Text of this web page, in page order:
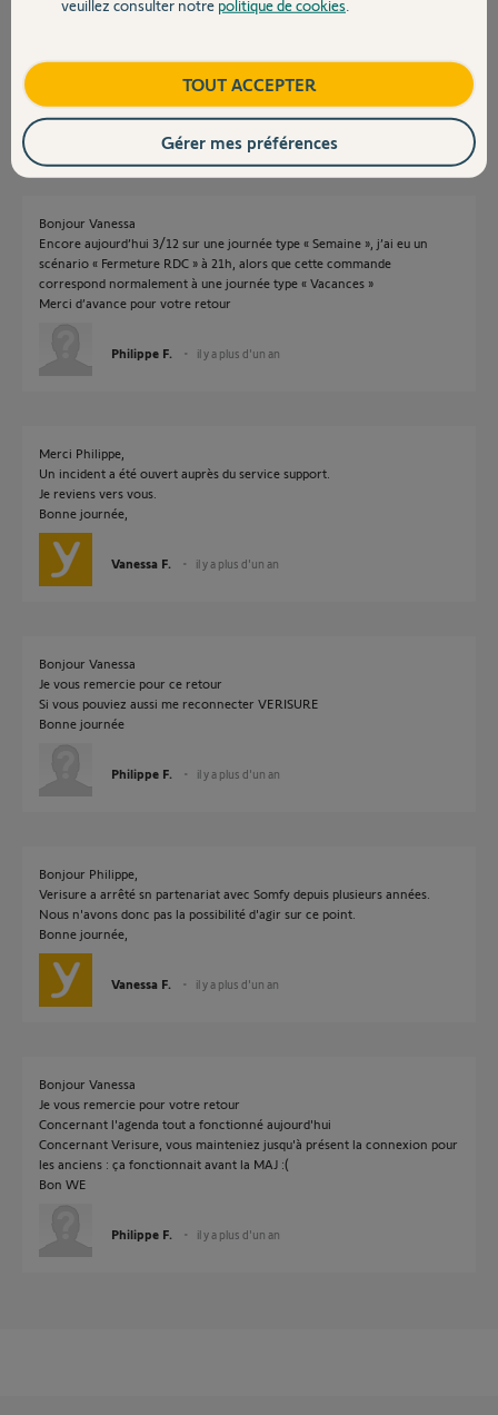
Contact
Bonjour Philippe,
Vanessa F. il y a plus d'un an
Bonjour Vanessa
Encore aujourd’hui 3/12 sur une journée type « Semaine », j’ai eu un
scénario « Fermeture RDC » à 21h, alors que cette commande
correspond normalement à une journée type « Vacances »
Merci d’avance pour votre retour
Philippe F. il y a plus d'un an
Merci Philippe,
Un incident a été ouvert auprès du service support.
Je reviens vers vous.
Bonne journée,
Vanessa F. il y a plus d'un an
Bonjour Vanessa
Je vous remercie pour ce retour
Si vous pouviez aussi me reconnecter VERISURE
Bonne journée
Philippe F. il y a plus d'un an
Bonjour Philippe,
Verisure a arrêté sn partenariat avec Somfy depuis plusieurs années.
Nous n'avons donc pas la possibilité d'agir sur ce point.
Bonne journée,
Vanessa F. il y a plus d'un an
Bonjour Vanessa
Je vous remercie pour votre retour
Concernant l'agenda tout a fonctionné aujourd'hui
Concernant Verisure, vous mainteniez jusqu'à présent la connexion pour
les anciens : ça fonctionnait avant la MAJ :(
Bon WE
Philippe F. il y a plus d'un an
veuillez consulter notre politique de cookies
TOUT ACCEPTER
Gérer mes préférences